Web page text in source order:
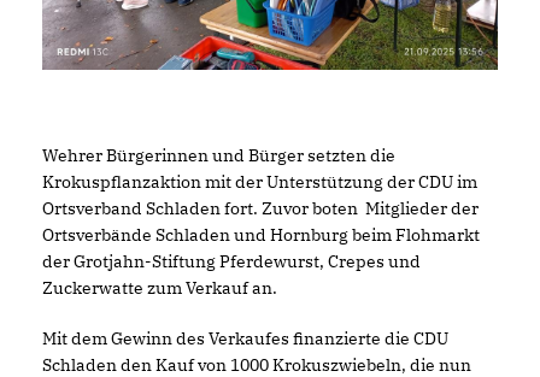
Wehrer Bürgerinnen und Bürger setzten die
Krokuspflanzaktion mit der Unterstützung der CDU im
Ortsverband Schladen fort. Zuvor boten Mitglieder der
Ortsverbände Schladen und Hornburg beim Flohmarkt
der Grotjahn-Stiftung Pferdewurst, Crepes und
Zuckerwatte zum Verkauf an.
Mit dem Gewinn des Verkaufes finanzierte die CDU
Schladen den Kauf von 1000 Krokuszwiebeln, die nun